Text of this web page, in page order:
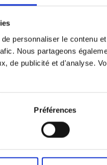
personnaliser le contenu
Nous partageons
de publicité et d'analyse.
Préférences